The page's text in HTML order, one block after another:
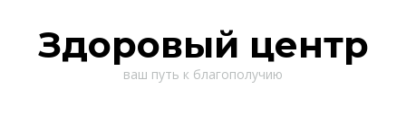
Здоровый центр
ваш путь к благополучию